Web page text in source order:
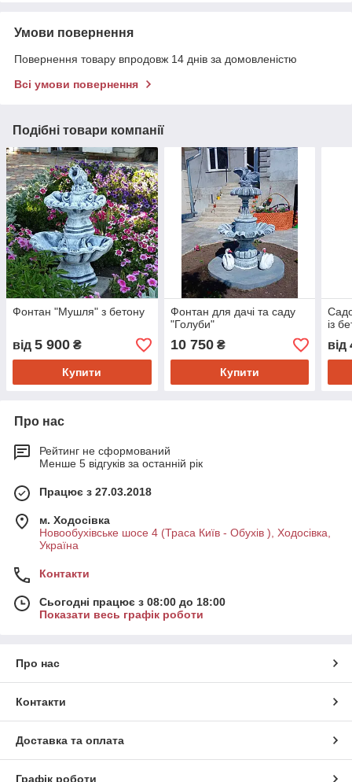
Умови повернення
Повернення товару впродовж 14 днів за домовленістю
Всі умови повернення
Подібні товари компанії
Фонтан "Мушля" з бетону
від 5 900 ₴
Купити
Фонтан для дачі та саду
"Голуби"
10 750₴
Купити
із
від
Про нас
Рейтинг не сформований
Менше 5 відгуків за останній рік
Працює з 27.03.2018
м. Ходосівка
Новообухівське шосе 4 (Траса Київ - Обухів ), Ходосівка,
Україна
Контакти
Сьогодні працює з 08:00 до 18:00
Показати весь графік роботи
Про нас
Контакти
Доставка та оплата
Графік роботи